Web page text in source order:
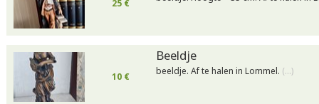
25 €
10 €
Beeldje
beeldje. Af te halen in Lommel. (…)